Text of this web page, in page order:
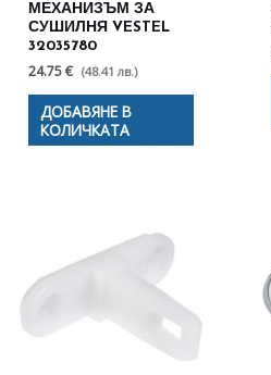
МЕХАНИЗЪМ ЗА
СУШИЛНЯ VESTEL
32035780
24.75 € (48.41 лв.)
ДОБАВЯНЕ В
КОЛИЧКАТА